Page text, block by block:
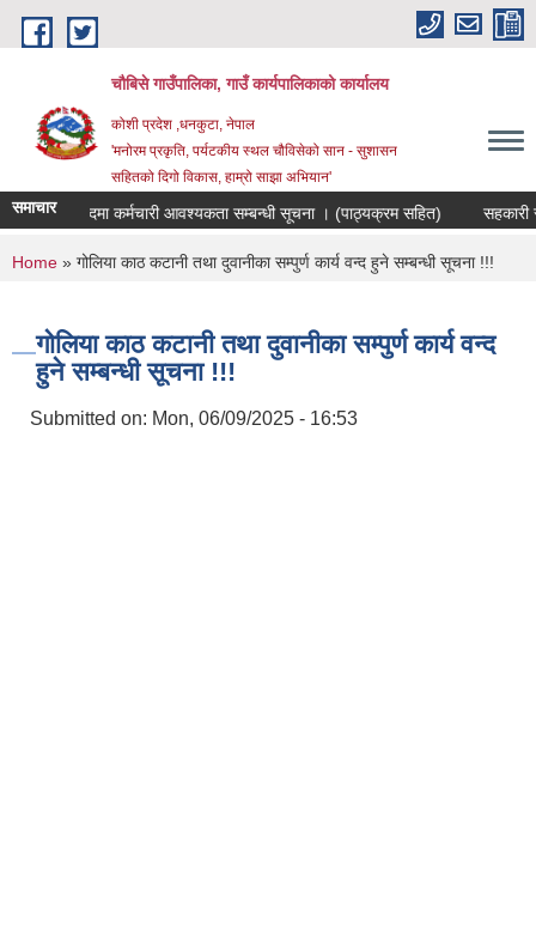
Skip to main content
चौबिसे गाउँपालिका, गाउँ कार्यपालिकाको कार्यालय
कोशी प्रदेश ,धनकुटा, नेपाल
'मनोरम प्रकृति, पर्यटकीय स्थल चौविसेको सान - सुशासन
सहितको दिगो विकास, हाम्रो साझा अभियान'
समाचार
संयोजक पदमा कर्मचारी आवश्यकता सम्बन्धी सूचना । (पाठ्यक्रम सहित) सहकारी
You are here
Home » गोलिया काठ कटानी तथा दुवानीका सम्पुर्ण कार्य वन्द हुने सम्बन्धी सूचना !!!
गोलिया काठ कटानी तथा दुवानीका सम्पुर्ण कार्य वन्द
हुने सम्बन्धी सूचना !!!
Submitted on: Mon, 06/09/2025 - 16:53